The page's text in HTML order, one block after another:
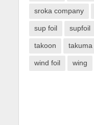
sroka company
sup foil supfoil
takoon takuma
wind foil wing